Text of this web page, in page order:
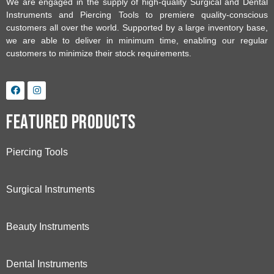
We are engaged in the supply of high-quality Surgical and Dental
Instruments and Piercing Tools to premiere quality-conscious
customers all over the world. Supported by a large inventory base,
we are able to deliver in minimum time, enabling our regular
customers to minimize their stock requirements.
Featured Products
Piercing Tools
Surgical Instruments
Beauty Instruments
Dental Instruments